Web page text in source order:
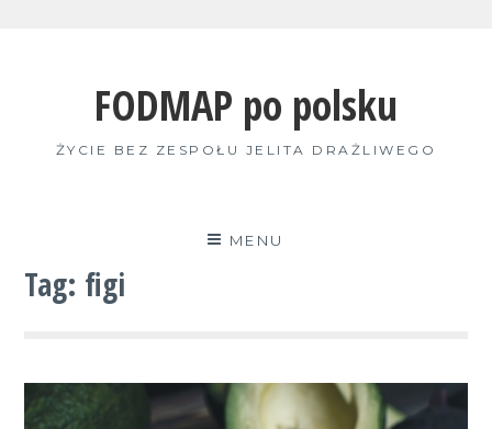
FODMAP po polsku
ŻYCIE BEZ ZESPOŁU JELITA DRAŻLIWEGO
MENU
Tag: figi